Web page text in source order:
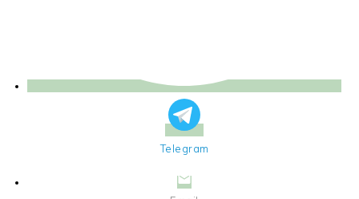
Telegram